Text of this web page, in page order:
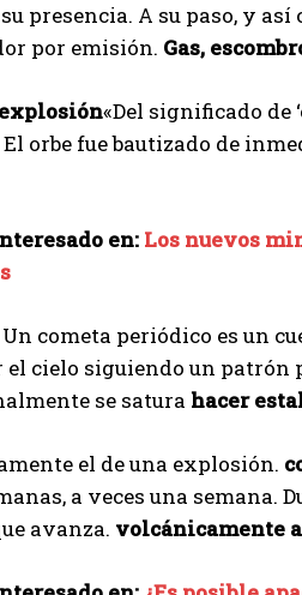
presencia. A su paso, y
por emisión. Gas,
explosión«Del significado de
orbe fue bautizado de
en: Los nuevos
cometa periódico es un
el cielo siguiendo un
se satura hacer
el de una explosión.
a veces una
avanza. volcánicamente